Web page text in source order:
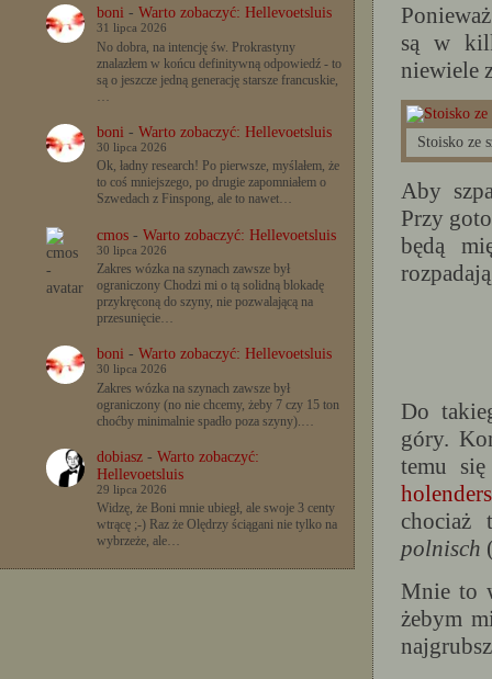
boni- Warto zobaczyć: Hellevoetsluis
31 lipca 2026
No dobra, na intencję św. Prokrastyny
znalazłem w końcu definitywną odpowiedź - to
są o jeszcze jedną generację starsze francuskie,
…
boni- Warto zobaczyć: Hellevoetsluis
30 lipca 2026
Ok, ładny research! Po pierwsze, myślałem, że
to coś mniejszego, po drugie zapomniałem o
Szwedach z Finspong, ale to nawet…
cmos- Warto zobaczyć: Hellevoetsluis
30 lipca 2026
Zakres wózka na szynach zawsze był
ograniczony Chodzi mi o tą solidną blokadę
przykręconą do szyny, nie pozwalającą na
przesunięcie…
boni- Warto zobaczyć: Hellevoetsluis
30 lipca 2026
Zakres wózka na szynach zawsze był
ograniczony (no nie chcemy, żeby 7 czy 15 ton
choćby minimalnie spadło poza szyny).…
dobiasz- Warto zobaczyć:
Hellevoetsluis
29 lipca 2026
Widzę, że Boni mnie ubiegł, ale swoje 3 centy
wtrącę ;-) Raz że Olędrzy ściągani nie tylko na
wybrzeże, ale…
są w
niewiele
Stoisko ze
Aby
Przy
będą
Do
góry.
temu
chociaż
polnisch
Mnie to
żebym